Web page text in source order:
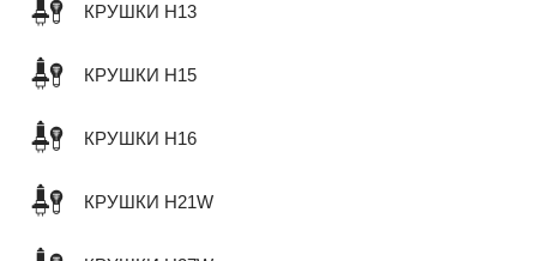
КРУШКИ H13
КРУШКИ H15
КРУШКИ H16
КРУШКИ H21W